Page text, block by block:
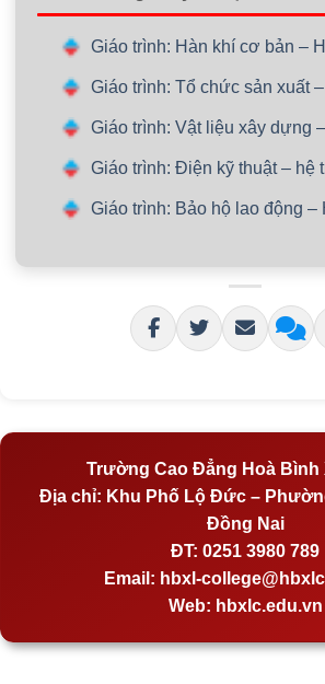
Giáo trình: Hàn khí cơ bản –
Giáo trình: Tổ chức sản xuất
Giáo trình: Vật liệu xây dựng
Giáo trình: Điện kỹ thuật – hệ
Giáo trình: Bảo hộ lao động –
Trường Cao Đẳng Hoà Bình
Địa chỉ: Khu Phố Lộ Đức –
Đồng Nai
ĐT: 0251 3980 789
Email: hbxl-
Web: hbxlc.edu.vn